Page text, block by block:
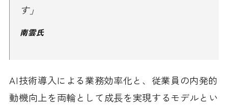
す」
南雲氏
AI技術導入による業務効率化と、従業員の内発的
動機向上を両輪として成長を実現するモデルとい